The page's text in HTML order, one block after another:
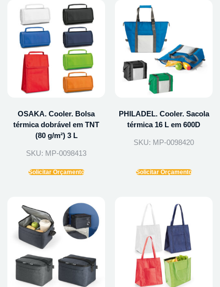
OSAKA. Cooler. Bolsa
térmica dobrável em TNT
(80 g/m²) 3 L
SKU: MP-0098413
Solicitar Orçamento
PHILADEL. Cooler. Sacola
térmica 16 L em 600D
SKU: MP-0098420
Solicitar Orçamento